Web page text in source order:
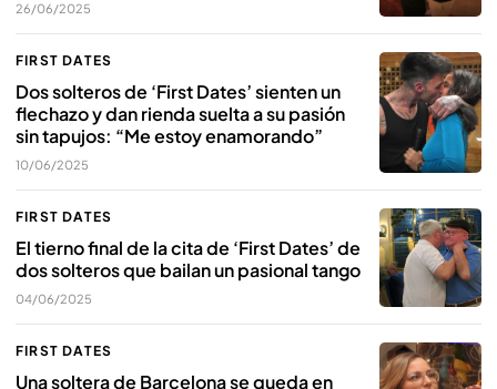
26/06/2025
FIRST DATES
Dos solteros de ‘First Dates’ sienten un
flechazo y dan rienda suelta a su pasión
sin tapujos: “Me estoy enamorando”
10/06/2025
FIRST DATES
El tierno final de la cita de ‘First Dates’ de
dos solteros que bailan un pasional tango
04/06/2025
FIRST DATES
Una soltera de Barcelona se queda en